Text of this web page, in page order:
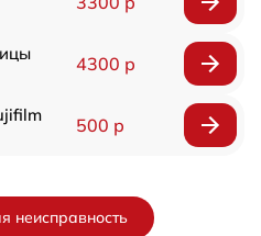
4300 р
500 р
неисправность